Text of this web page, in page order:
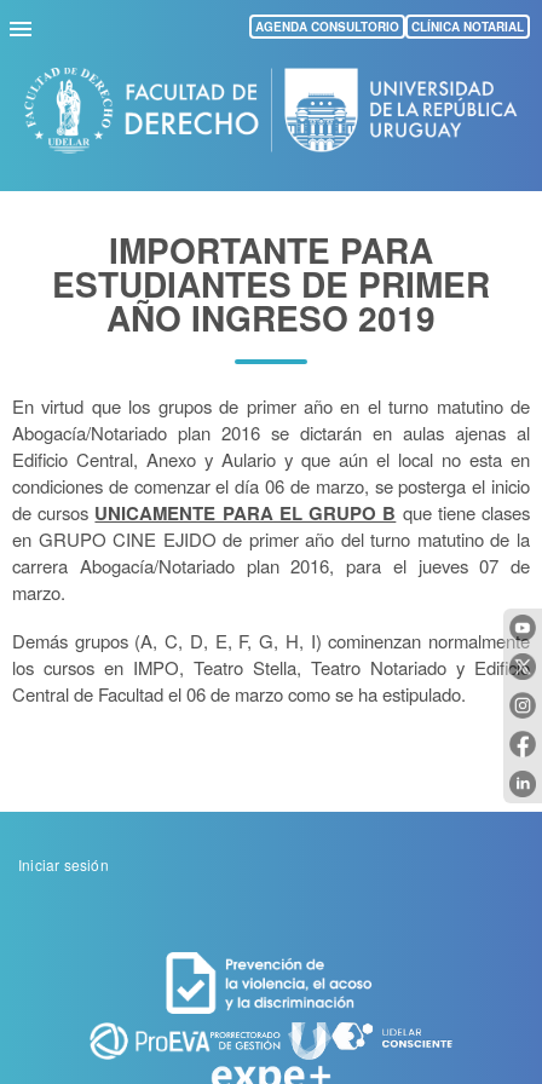
Pasar
al
contenido
principal
AGENDA CONSULTORIO CLÍNICA NOTARIAL
IMPORTANTE PARA
ESTUDIANTES DE PRIMER
AÑO INGRESO 2019
En virtud que los grupos de primer año en el turno matutino de
Abogacía/Notariado plan 2016 se dictarán en aulas ajenas al
Edificio Central, Anexo y Aulario y que aún el local no esta en
condiciones de comenzar el día 06 de marzo, se posterga el inicio
de cursos UNICAMENTE PARA EL GRUPO B que tiene clases
en GRUPO CINE EJIDO de primer año del turno matutino de la
carrera Abogacía/Notariado plan 2016, para el jueves 07 de
marzo.
Demás grupos (A, C, D, E, F, G, H, I) cominenzan normalmente
los cursos en IMPO, Teatro Stella, Teatro Notariado y Edificio
Central de Facultad el 06 de marzo como se ha estipulado.
Menu
Iniciar sesión